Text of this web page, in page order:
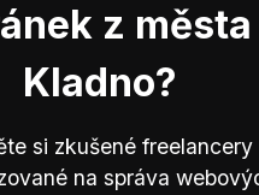
z města
Kladno?
si zkušené freelancery
na správa